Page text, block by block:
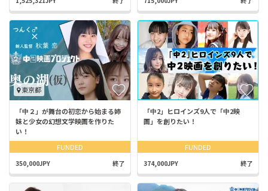
東京都
「中２」が舞台の初恋から始まる姉
妹と少女の幻想文学映画を作りた
い！
FUNDED
350,000JPY 終了
「中2」ヒロインズ9人で「中2映
画」を創りたい！
FUNDED
374,000JPY 終了